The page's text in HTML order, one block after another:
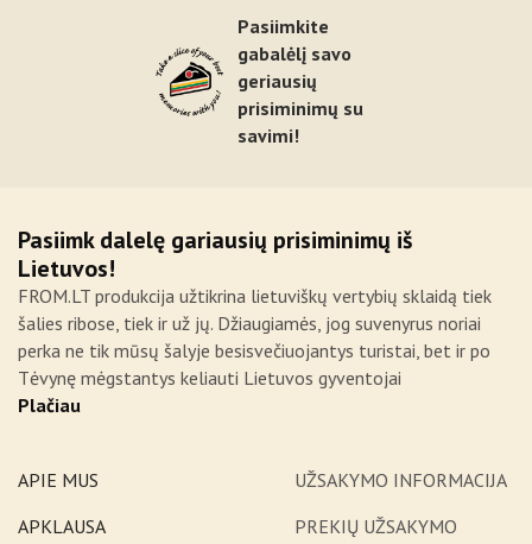
Pasiimkite
gabalėlį savo
geriausių
prisiminimų su
savimi!
Pasiimk dalelę gariausių prisiminimų iš
Lietuvos!
FROM.LT produkcija užtikrina lietuviškų vertybių sklaidą tiek
šalies ribose, tiek ir už jų. Džiaugiamės, jog suvenyrus noriai
perka ne tik mūsų šalyje besisvečiuojantys turistai, bet ir po
Tėvynę mėgstantys keliauti Lietuvos gyventojai
Plačiau
APIE MUS
APKLAUSA
UŽSAKYMO INFORMACIJA
PREKIŲ UŽSAKYMO